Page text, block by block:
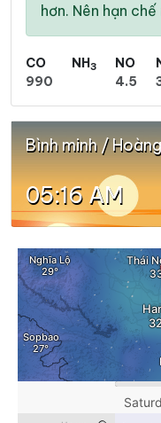
hơn. Nên hạn
CO
990
NH3
NO
4.5
Bình minh /
05:16 AM